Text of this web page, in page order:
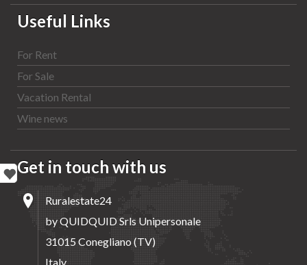
Useful Links
For Rent
For Sale
Vacation Rental
Wine news
Get in touch with us
Ruralestate24
by QUIDQUID Srls Unipersonale
31015 Conegliano (TV)
Italy